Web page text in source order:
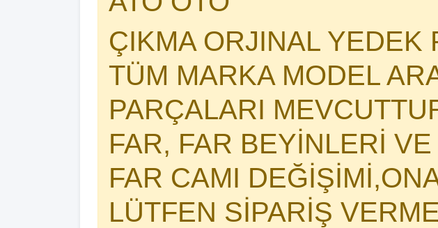
ÇIKMA ORJINAL YEDEK
TÜM MARKA MODEL
PARÇALARI
FAR, FAR BEYİNLERİ
FAR CAMI
LÜTFEN SİPARİŞ